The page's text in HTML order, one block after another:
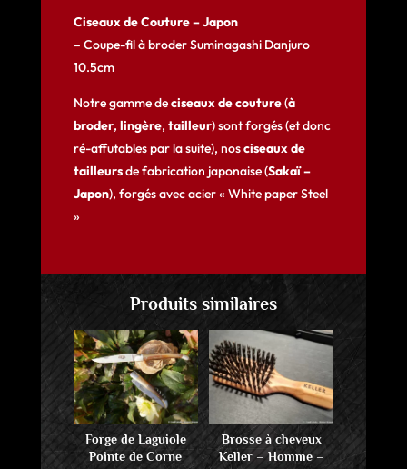
Ciseaux de Couture – Japon
– Coupe-fil à broder Suminagashi Danjuro
10.5cm
Notre gamme deciseaux de couture(à
broder, lingère, tailleur) sont forgés (et donc
ré-affutables par la suite), nosciseaux de
tailleursde fabrication japonaise (Sakaï –
Japon), forgés avec acier « White paper Steel
»
Produits similaires
Forge de Laguiole
Pointe de Corne
Brosse à cheveux
Keller – Homme –